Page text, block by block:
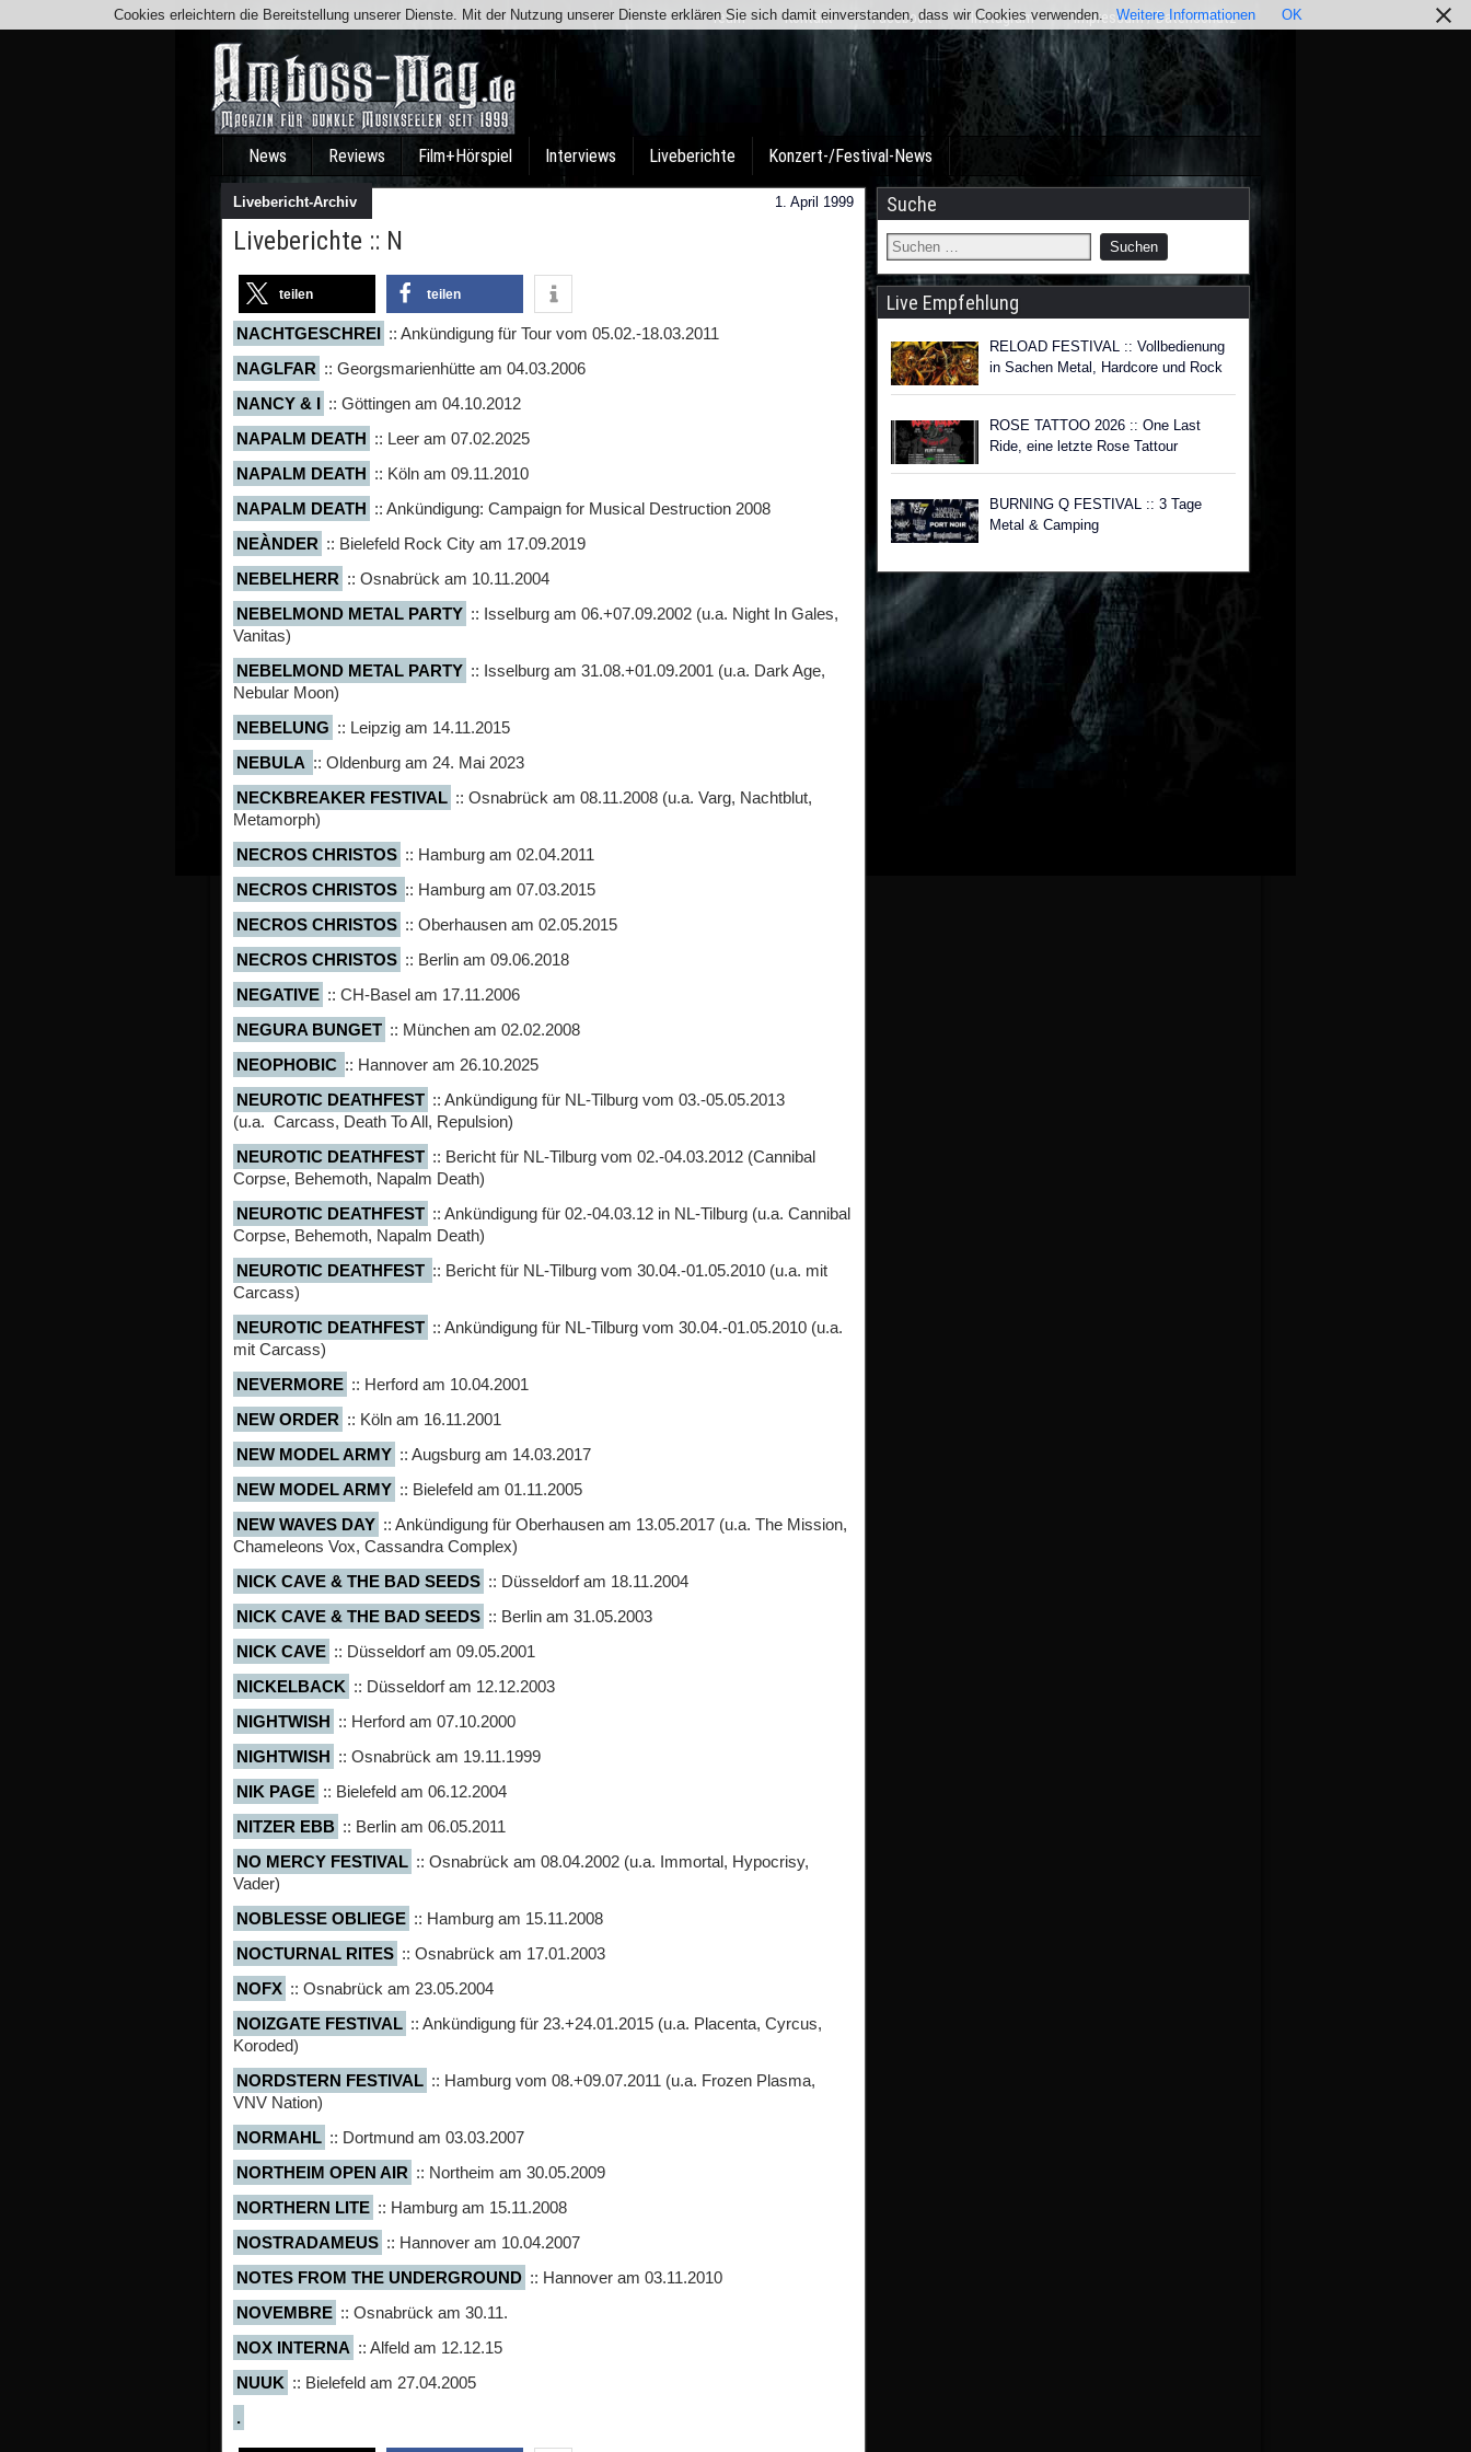
Team Kontakt Facebook Instagram Impressum / Datenschutz
News Reviews Film+Hörspiel Interviews Liveberichte Konzert-/Festival-News
Livebericht-Archiv 1. April 1999
Liveberichte :: N
teilen teilen
NACHTGESCHREI :: Ankündigung für Tour vom 05.02.-18.03.2011
NAGLFAR :: Georgsmarienhütte am 04.03.2006
NANCY & I :: Göttingen am 04.10.2012
NAPALM DEATH :: Leer am 07.02.2025
NAPALM DEATH :: Köln am 09.11.2010
NAPALM DEATH :: Ankündigung: Campaign for Musical Destruction 2008
NEÀNDER :: Bielefeld Rock City am 17.09.2019
NEBELHERR :: Osnabrück am 10.11.2004
NEBELMOND METAL PARTY :: Isselburg am 06.+07.09.2002 (u.a. Night In Gales,
Vanitas)
NEBELMOND METAL PARTY :: Isselburg am 31.08.+01.09.2001 (u.a. Dark Age,
Nebular Moon)
NEBELUNG :: Leipzig am 14.11.2015
NEBULA :: Oldenburg am 24. Mai 2023
NECKBREAKER FESTIVAL :: Osnabrück am 08.11.2008 (u.a. Varg, Nachtblut,
Metamorph)
NECROS CHRISTOS :: Hamburg am 02.04.2011
NECROS CHRISTOS :: Hamburg am 07.03.2015
NECROS CHRISTOS :: Oberhausen am 02.05.2015
NECROS CHRISTOS :: Berlin am 09.06.2018
NEGATIVE :: CH-Basel am 17.11.2006
NEGURA BUNGET :: München am 02.02.2008
NEOPHOBIC :: Hannover am 26.10.2025
NEUROTIC DEATHFEST :: Ankündigung für NL-Tilburg vom 03.-05.05.2013
(u.a. Carcass, Death To All, Repulsion)
NEUROTIC DEATHFEST :: Bericht für NL-Tilburg vom 02.-04.03.2012 (Cannibal
Corpse, Behemoth, Napalm Death)
NEUROTIC DEATHFEST :: Ankündigung für 02.-04.03.12 in NL-Tilburg (u.a. Cannibal
Corpse, Behemoth, Napalm Death)
NEUROTIC DEATHFEST :: Bericht für NL-Tilburg vom 30.04.-01.05.2010 (u.a. mit
Carcass)
NEUROTIC DEATHFEST :: Ankündigung für NL-Tilburg vom 30.04.-01.05.2010 (u.a.
mit Carcass)
NEVERMORE :: Herford am 10.04.2001
NEW ORDER :: Köln am 16.11.2001
NEW MODEL ARMY :: Augsburg am 14.03.2017
NEW MODEL ARMY :: Bielefeld am 01.11.2005
NEW WAVES DAY :: Ankündigung für Oberhausen am 13.05.2017 (u.a. The Mission,
Chameleons Vox, Cassandra Complex)
NICK CAVE & THE BAD SEEDS :: Düsseldorf am 18.11.2004
NICK CAVE & THE BAD SEEDS :: Berlin am 31.05.2003
NICK CAVE :: Düsseldorf am 09.05.2001
NICKELBACK :: Düsseldorf am 12.12.2003
NIGHTWISH :: Herford am 07.10.2000
NIGHTWISH :: Osnabrück am 19.11.1999
NIK PAGE :: Bielefeld am 06.12.2004
NITZER EBB :: Berlin am 06.05.2011
NO MERCY FESTIVAL :: Osnabrück am 08.04.2002 (u.a. Immortal, Hypocrisy,
Vader)
NOBLESSE OBLIEGE :: Hamburg am 15.11.2008
NOCTURNAL RITES :: Osnabrück am 17.01.2003
NOFX :: Osnabrück am 23.05.2004
NOIZGATE FESTIVAL :: Ankündigung für 23.+24.01.2015 (u.a. Placenta, Cyrcus,
Koroded)
NORDSTERN FESTIVAL :: Hamburg vom 08.+09.07.2011 (u.a. Frozen Plasma,
VNV Nation)
NORMAHL :: Dortmund am 03.03.2007
NORTHEIM OPEN AIR :: Northeim am 30.05.2009
NORTHERN LITE :: Hamburg am 15.11.2008
NOSTRADAMEUS :: Hannover am 10.04.2007
NOTES FROM THE UNDERGROUND :: Hannover am 03.11.2010
NOVEMBRE :: Osnabrück am 30.11.
NOX INTERNA :: Alfeld am 12.12.15
NUUK :: Bielefeld am 27.04.2005
.
Suche
Live Empfehlung
RELOAD FESTIVAL :: Vollbedienung
in Sachen Metal, Hardcore und Rock
ROSE TATTOO 2026 :: One Last
Ride, eine letzte Rose Tattour
BURNING Q FESTIVAL :: 3 Tage
Metal & Camping
Cookies erleichtern die Bereitstellung unserer Dienste. Mit der Nutzung unserer Dienste erklären Sie sich damit einverstanden, dass wir Cookies verwenden. Weitere Informationen OK